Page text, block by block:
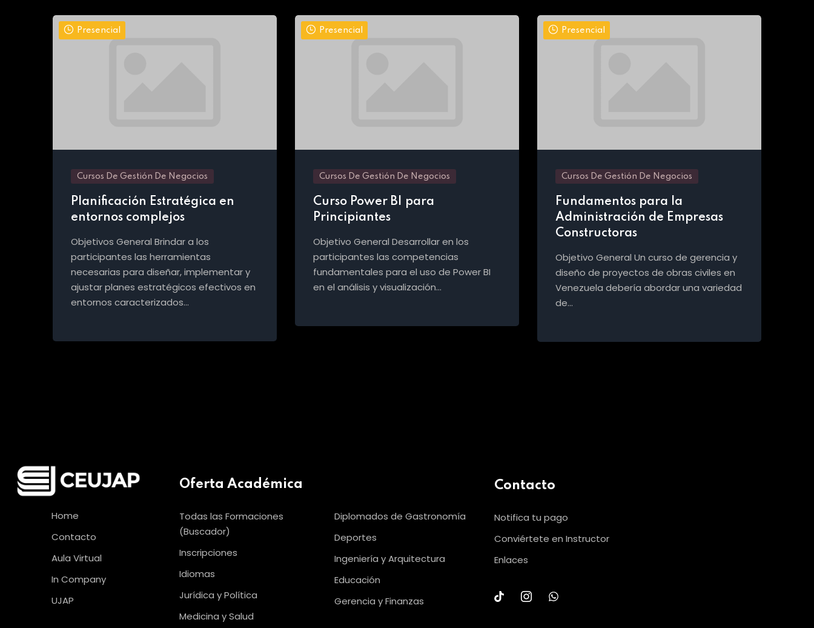
Presencial
Cursos De Gestión De Negocios
Planificación Estratégica en
entornos complejos
Objetivos General Brindar a los
participantes las herramientas
necesarias para diseñar, implementar y
ajustar planes estratégicos efectivos en
entornos caracterizados…
Presencial
Cursos De Gestión De Negocios
Curso Power BI para
Principiantes
Objetivo General Desarrollar en los
participantes las competencias
fundamentales para el uso de Power BI
en el análisis y visualización…
Presencial
Cursos De Gestión De Negocios
Fundamentos para la
Administración de Empresas
Constructoras
Objetivo General Un curso de gerencia y
diseño de proyectos de obras civiles en
Venezuela debería abordar una variedad
de…
Home
Contacto
Aula Virtual
In Company
UJAP
Oferta Académica
Todas las Formaciones
(Buscador)
Inscripciones
Idiomas
Jurídica y Política
Medicina y Salud
Diplomados de Gastronomía
Deportes
Ingeniería y Arquitectura
Educación
Gerencia y Finanzas
Contacto
Notifica tu pago
Conviértete en Instructor
Enlaces